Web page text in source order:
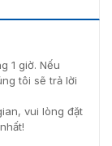
1 giờ. Nếu
tôi sẽ trả lời
vui lòng đặt